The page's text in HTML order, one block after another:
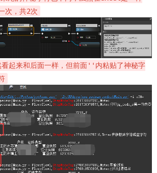
次，共2次
起来和后面一样，但前面''内粘贴了神秘字